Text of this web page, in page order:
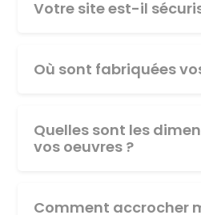
Votre site est-il
Où sont fabriquées
Quelles sont les
vos oeuvres ?
Comment accrocher